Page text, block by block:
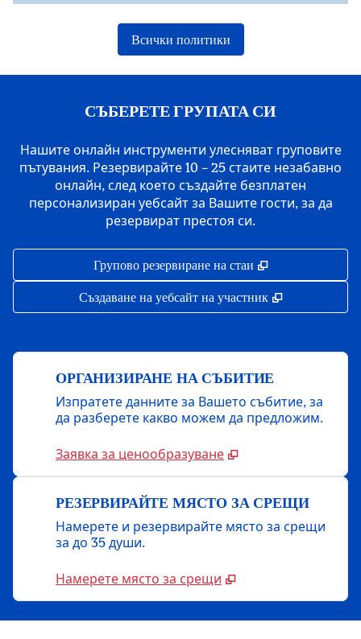
Всички политики
СЪБЕРЕТЕ ГРУПАТА СИ
Нашите онлайн инструменти улесняват груповите
пътувания. Резервирайте 10 – 25 стаите незабавно
онлайн, след което създайте безплатен
персонализиран уебсайт за Вашите гости, за да
резервират престоя си.
Групово резервиране на стаи ,
Създаване на уебсайт на участник ,
ОРГАНИЗИРАНЕ НА СЪБИТИЕ
Изпратете данните за Вашето събитие, за
да разберете какво можем да предложим.
Заявка за ценообразуване
РЕЗЕРВИРАЙТЕ МЯСТО ЗА СРЕЩИ
Намерете и резервирайте място за срещи
за до 35 души.
Намерете място за срещи